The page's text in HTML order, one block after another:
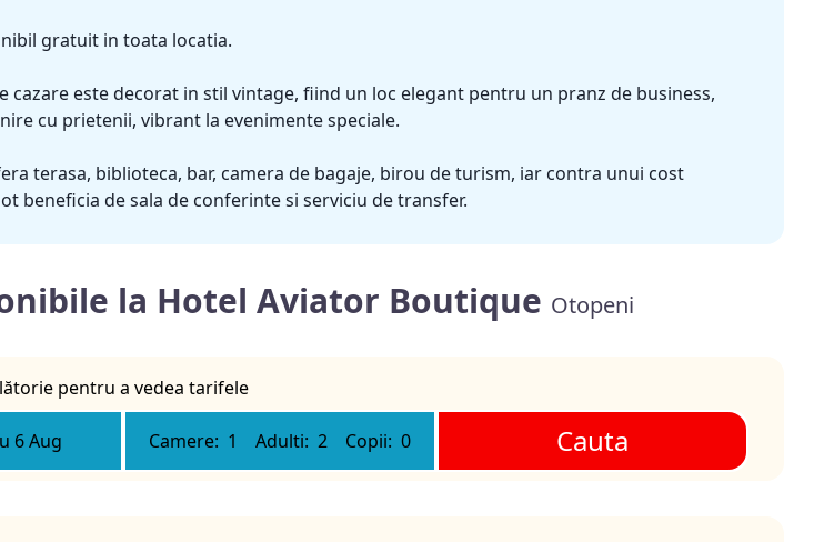
gratuit in toata locatia.
cazare este decorat in stil vintage, fiind un loc elegant pentru un pranz de business,
cu prietenii, vibrant la evenimente speciale.
terasa, biblioteca, bar, camera de bagaje, birou de turism, iar contra unui cost
beneficia de sala de conferinte si serviciu de transfer.
la Hotel Aviator Boutique Otopeni
pentru a vedea tarifele
6 Aug Camere: 1 Adulti: 2 Copii: 0 Cauta